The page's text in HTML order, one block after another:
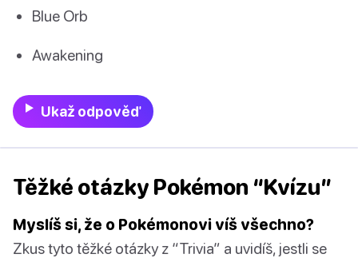
Blue Orb
Awakening
Ukaž odpověď
Těžké otázky Pokémon “Kvízu”
Myslíš si, že o Pokémonovi víš všechno?
Zkus tyto těžké otázky z “Trivia” a uvidíš, jestli se